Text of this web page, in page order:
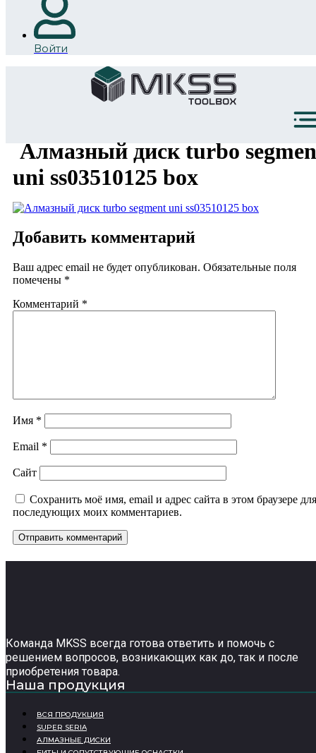
Войти
Алмазный диск turbo
uni ss03510125 box
Добавить комментарий
Ваш адрес email не будет опубликован. Обязательные поля
помечены *
Комментарий *
Имя *
Email *
Сайт
Сохранить моё имя, email и адрес сайта в этом браузере для
последующих моих комментариев.
Команда MKSS всегда готова ответить и помочь с
решением вопросов, возникающих как до, так и после
приобретения товара.
Наша продукция
ВСЯ ПРОДУКЦИЯ
SUPER SERIA
АЛМАЗНЫЕ ДИСКИ